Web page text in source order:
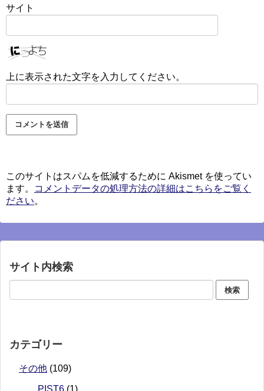
サイト
上に表示された文字を入力してください。
このサイトはスパムを低減するために Akismet を使ってい
ます。
コメントデータの処理方法の詳細はこちらをご覧く
ださい。
サイト内検索
カテゴリー
その他 (109)